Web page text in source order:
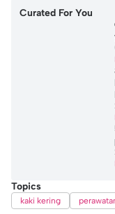
Curated For You
Topics
kaki kering